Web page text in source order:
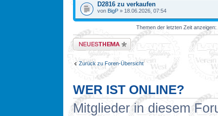
D2816 zu verkaufen
von BigP » 18.06.2026, 07:54
Themen der letzten Zeit anzeigen:
Neues Thema erstellen
Zurück zu Foren-Übersicht
WER IST ONLINE?
Mitglieder in diesem